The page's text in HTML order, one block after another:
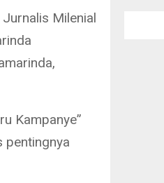
Milenial
Kampanye”
pentingnya